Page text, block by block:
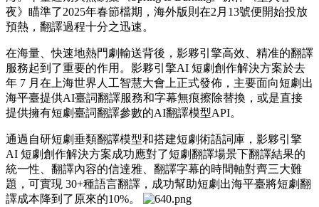
夜》瞄準了2025年春節檔期，海外版則在2月13號便開始投放
預熱，翻譯過程十分之迅速。
在海量、快速地熱門劇輸送背後，影夥引擎高效、精准的翻譯
服務起到了重要的作用。影夥引擎AI 短劇創作解決方案於去
年 7 月在上海世界人工智慧大會上正式發佈，主要面向短劇出
海平臺提供AI臺詞翻譯服務和字幕無痕擦除替換，或是直接
提供擁有短劇臺詞翻譯參數的AI翻譯模型API。
通過自研短劇垂類翻譯模型和搭建短劇術語詞庫，影夥引擎
AI 短劇創作解決方案成功應對了短劇翻譯場景下翻譯結果的
統一性、翻譯內容的信達雅、翻譯字幕的時間軸對齊三大難
題，可實現 30+種語言翻譯，成功幫助短劇出海平臺將短劇翻
譯成本降到了原來的10%。